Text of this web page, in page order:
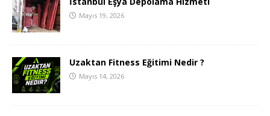
Mayıs 19, 2026
Uzaktan Fitness Eğitimi Nedir ?
Mayıs 14, 2026